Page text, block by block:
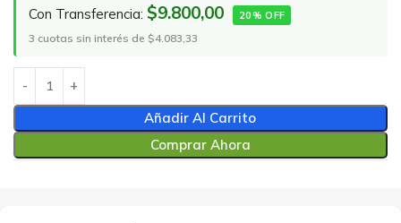
Con Transferencia: $9.800,00 20% OFF
3 cuotas sin interés de $4.083,33
Añadir Al Carrito
Comprar Ahora